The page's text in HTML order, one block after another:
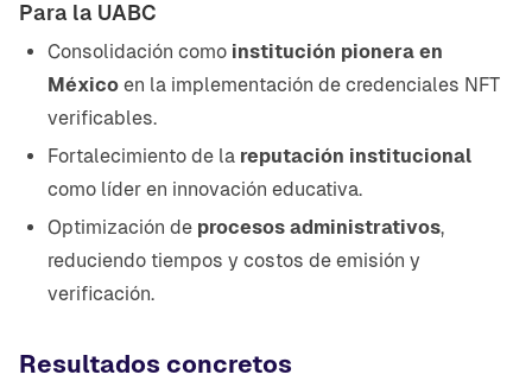
Para la UABC
Consolidación como institución pionera en
México en la implementación de credenciales NFT
verificables.
Fortalecimiento de la reputación institucional
como líder en innovación educativa.
Optimización de procesos administrativos,
reduciendo tiempos y costos de emisión y
verificación.
Resultados concretos